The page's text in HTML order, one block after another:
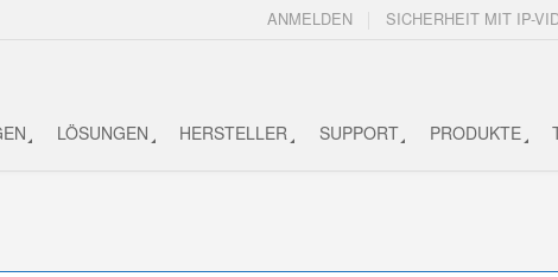
SICHERHEIT MIT IP-
ANMELDEN
LÖSUNGEN HERSTELLER SUPPORT PRODUKTE